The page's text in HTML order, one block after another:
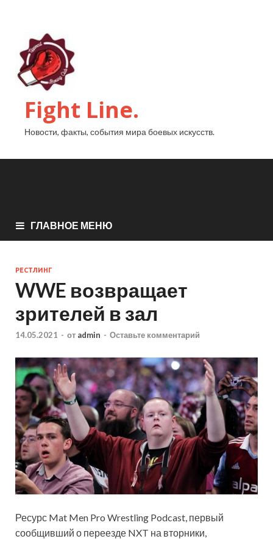
Fight Line.
Новости, факты, события мира боевых искусств.
ГЛАВНОЕ МЕНЮ
РЕСТЛИНГ
WWE возвращает
зрителей в зал
14.05.2021 - от admin - Оставьте комментарий
Ресурс Mat Men Pro Wrestling Podcast, первый
сообщивший о переезде NXT на вторники,